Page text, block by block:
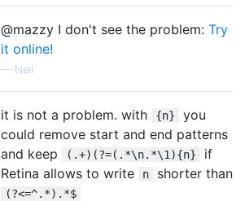
@mazzy I don't see the problem: Try
it online!
— Neil
it is not a problem. with {n}
you
could remove start and end patterns
and keep
(.+)(?=(.*\n.*\1){n}
if
Retina allows to write
n shorter than
(?<=^.*).*$